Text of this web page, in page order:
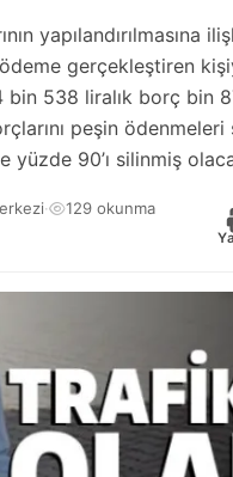
yapılandırılmasına
gerçekleştiren
bin 538 liralık borç bin
peşin
yüzde 90’ı silinmiş
· 129 okunma